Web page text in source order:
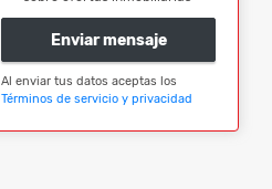
Enviar mensaje
Al enviar tus datos aceptas los
Términos de servicio y privacidad